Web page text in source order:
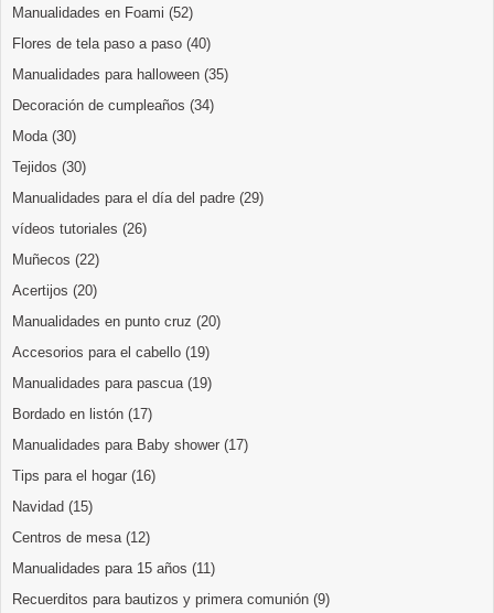
Manualidades en Foami (52)
Flores de tela paso a paso (40)
Manualidades para halloween (35)
Decoración de cumpleaños (34)
Moda (30)
Tejidos (30)
Manualidades para el día del padre (29)
vídeos tutoriales (26)
Muñecos (22)
Acertijos (20)
Manualidades en punto cruz (20)
Accesorios para el cabello (19)
Manualidades para pascua (19)
Bordado en listón (17)
Manualidades para Baby shower (17)
Tips para el hogar (16)
Navidad (15)
Centros de mesa (12)
Manualidades para 15 años (11)
Recuerditos para bautizos y primera comunión (9)